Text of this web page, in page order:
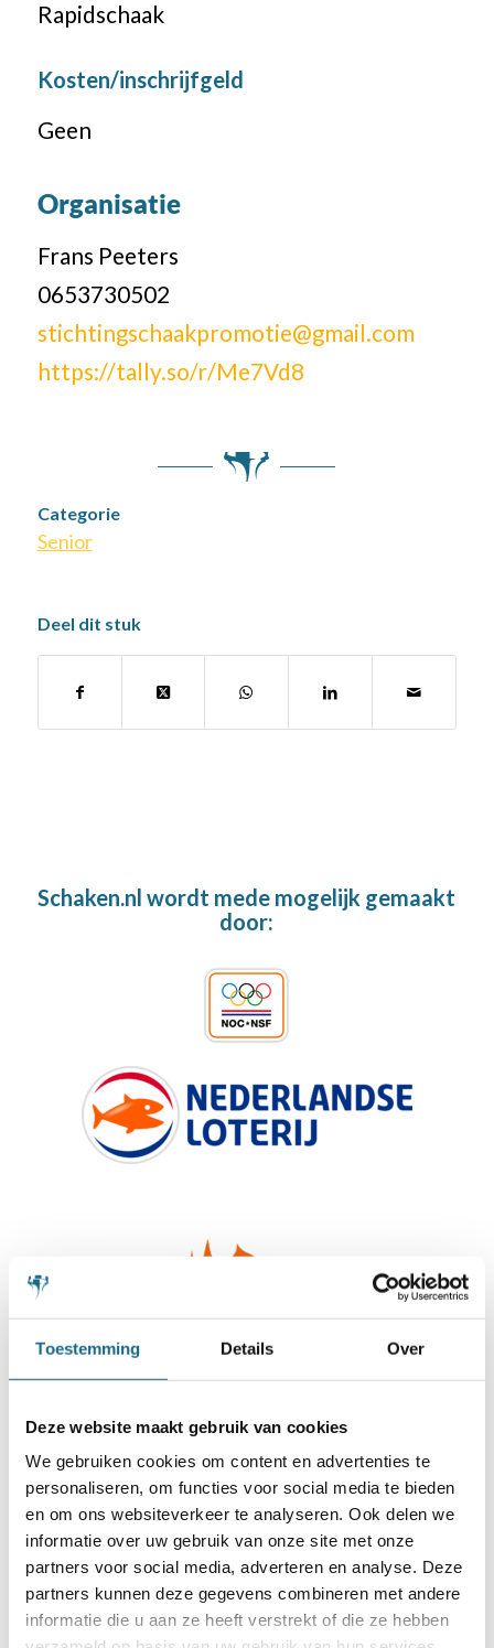
Toestemming Details Over
Deze website maakt gebruik van cookies
We gebruiken cookies om content en advertenties te
personaliseren, om functies voor social media te bieden
en om ons websiteverkeer te analyseren. Ook delen we
informatie over uw gebruik van onze site met onze
partners voor social media, adverteren en analyse. Deze
partners kunnen deze gegevens combineren met andere
informatie die u aan ze heeft verstrekt of die ze hebben
Rapidschaak
Kosten/inschrijfgeld
Geen
Organisatie
Frans Peeters
0653730502
stichtingschaakpromotie@gmail.com
https://tally.so/r/Me7Vd8
Categorie
Senior
Deel dit stuk
Schaken.nl wordt mede mogelijk gemaakt
door: